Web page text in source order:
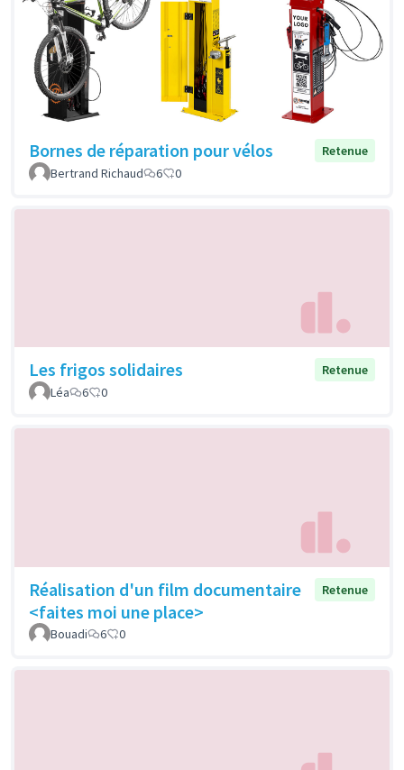
Bornes de réparation pour vélos
Retenue
Bertrand Richaud
6 0
Les frigos solidaires
Retenue
Léa
6 0
Réalisation d'un film documentaire
<faites moi une place>
Retenue
Bouadi 6 0